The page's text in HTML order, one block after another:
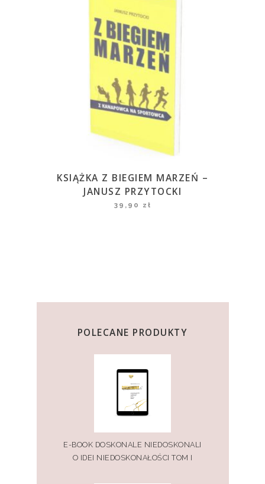
KSIĄŻKA Z BIEGIEM MARZEŃ –
JANUSZ PRZYTOCKI
39,90 zł
POLECANE PRODUKTY
E-BOOK DOSKONALE NIEDOSKONALI
O IDEI NIEDOSKONAŁOŚCI TOM I